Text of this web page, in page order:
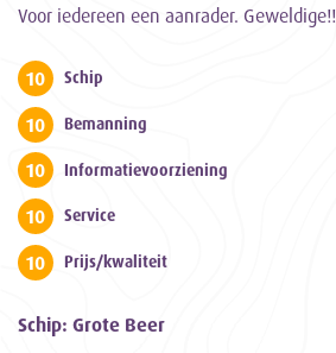
Voor iedereen een aanrader. Geweldige!!
10 Schip
10 Bemanning
10 Informatievoorziening
10 Service
10 Prijs/kwaliteit
Schip: Grote Beer